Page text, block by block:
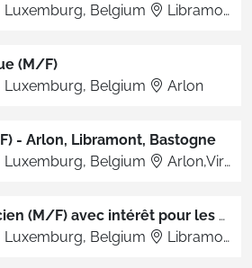
Luxemburg, Belgium Libramont-Chevigny
(M/F)
Luxemburg, Belgium Arlon
- Arlon, Libramont, Bastogne
Luxemburg, Belgium Arlon,Virton,Libramont,Bertrix,Bastogne,Marche
Cardiologue Clinicien (M/F) avec intérêt pour les Soins Intensifs
Luxemburg, Belgium Libramont-Chevigny